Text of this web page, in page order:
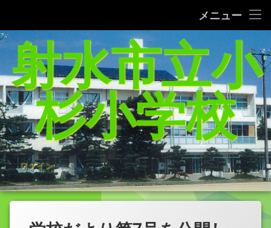
メニュー
給食レシピの紹介(1/27追加）
家庭学習支援サイトまとめ（5／21追加）
杉っ子８つの愛言葉
インターネット利用の約束/「おだいじね」ルール
学校いじめ防止基本方針
登校許可証明書
コ
ン
ン
ツ
へ
ス
キ
ッ
プ
射水市立小
杉小学校
ログイン